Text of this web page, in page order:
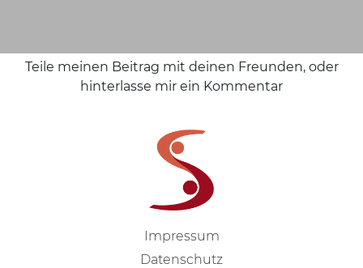
Teile meinen Beitrag mit deinen Freunden, oder
hinterlasse mir ein Kommentar
Impressum
Datenschutz